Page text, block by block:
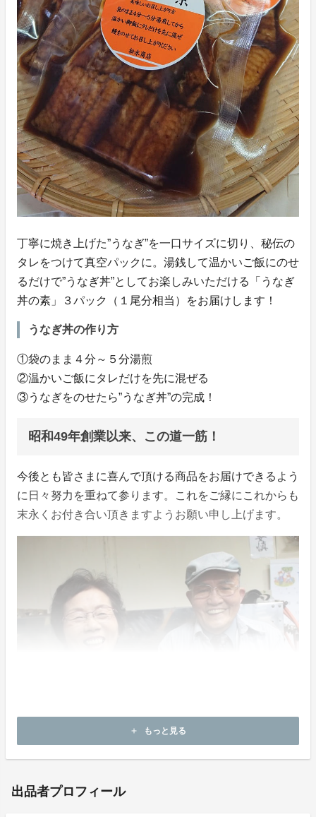
丁寧に焼き上げた”うなぎ”を一口サイズに切り、秘伝の
タレをつけて真空パックに。湯銭して温かいご飯にのせ
るだけで”うなぎ丼”としてお楽しみいただける「うなぎ
丼の素」３パック（１尾分相当）をお届けします！
うなぎ丼の作り方
①袋のまま４分～５分湯煎
②温かいご飯にタレだけを先に混ぜる
③うなぎをのせたら”うなぎ丼”の完成！
昭和49年創業以来、この道一筋！
今後とも皆さまに喜んで頂ける商品をお届けできるよう
に日々努力を重ねて参ります。これをご縁にこれからも
末永くお付き合い頂きますようお願い申し上げます。
add もっと見る
出品者プロフィール